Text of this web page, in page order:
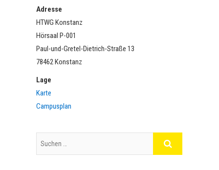
Adresse
HTWG Konstanz
Hörsaal P-001
Paul-und-Gretel-Dietrich-Straße 13
78462 Konstanz
Lage
Karte
Campusplan